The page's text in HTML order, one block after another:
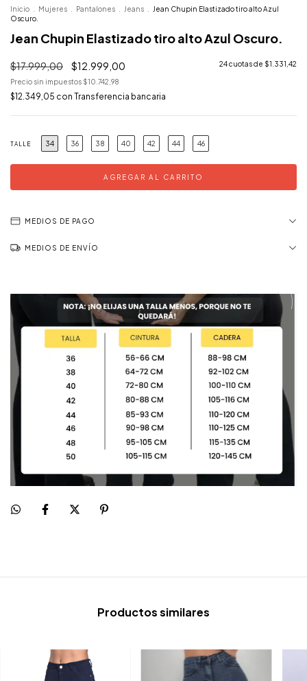
Inicio Mujeres Pantalones Jeans
Jean Chupin Elastizado tiro alto Azul
Oscuro.
Jean Chupin Elastizado tiro alto Azul Oscuro.
$17.999,00 $12.999,00 24cuotas de $1.331,42
Precio sin impuestos $10.742,98
$12.349,05 con Transferencia bancaria
TALLE 34 36 38 40 42 44 46
MEDIOS DE PAGO
MEDIOS DE ENVÍO
Productos similares